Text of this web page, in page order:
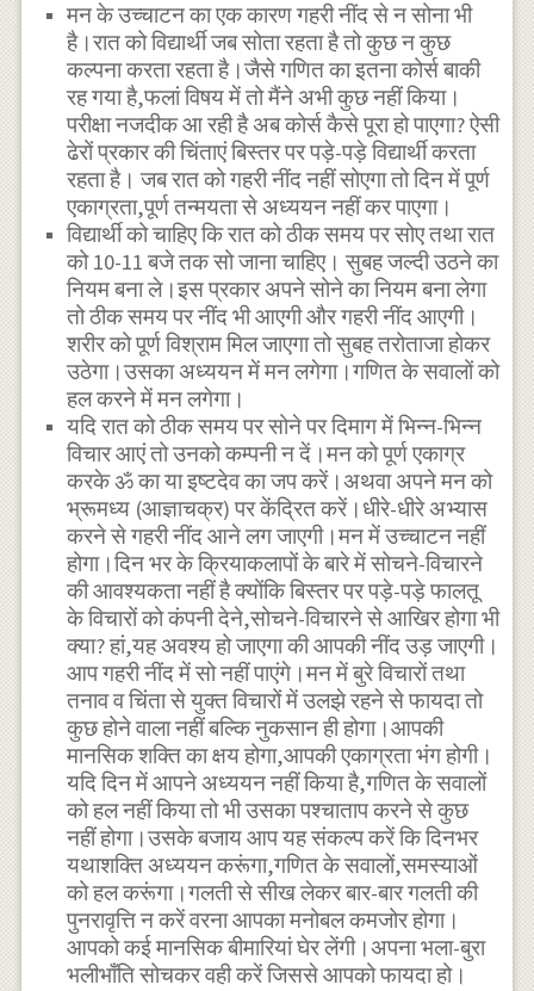
मन के उच्चाटन का एक कारण गहरी नींद से न सोना भी
है।रात को विद्यार्थी जब सोता रहता है तो कुछ न कुछ
कल्पना करता रहता है।जैसे गणित का इतना कोर्स बाकी
रह गया है,फलां विषय में तो मैंने अभी कुछ नहीं किया।
परीक्षा नजदीक आ रही है अब कोर्स कैसे पूरा हो पाएगा? ऐसी
ढेरों प्रकार की चिंताएं बिस्तर पर पड़े-पड़े विद्यार्थी करता
रहता है। जब रात को गहरी नींद नहीं सोएगा तो दिन में पूर्ण
एकाग्रता,पूर्ण तन्मयता से अध्ययन नहीं कर पाएगा।
विद्यार्थी को चाहिए कि रात को ठीक समय पर सोए तथा रात
को 10-11 बजे तक सो जाना चाहिए। सुबह जल्दी उठने का
नियम बना ले।इस प्रकार अपने सोने का नियम बना लेगा
तो ठीक समय पर नींद भी आएगी और गहरी नींद आएगी।
शरीर को पूर्ण विश्राम मिल जाएगा तो सुबह तरोताजा होकर
उठेगा।उसका अध्ययन में मन लगेगा।गणित के सवालों को
हल करने में मन लगेगा।
यदि रात को ठीक समय पर सोने पर दिमाग में भिन्न-भिन्न
विचार आएं तो उनको कम्पनी न दें।मन को पूर्ण एकाग्र
करके ॐ का या इष्टदेव का जप करें।अथवा अपने मन को
भ्रूमध्य (आज्ञाचक्र) पर केंद्रित करें।धीरे-धीरे अभ्यास
करने से गहरी नींद आने लग जाएगी।मन में उच्चाटन नहीं
होगा।दिन भर के क्रियाकलापों के बारे में सोचने-विचारने
की आवश्यकता नहीं है क्योंकि बिस्तर पर पड़े-पड़े फालतू
के विचारों को कंपनी देने,सोचने-विचारने से आखिर होगा भी
क्या? हां,यह अवश्य हो जाएगा की आपकी नींद उड़ जाएगी।
आप गहरी नींद में सो नहीं पाएंगे।मन में बुरे विचारों तथा
तनाव व चिंता से युक्त विचारों में उलझे रहने से फायदा तो
कुछ होने वाला नहीं बल्कि नुकसान ही होगा।आपकी
मानसिक शक्ति का क्षय होगा,आपकी एकाग्रता भंग होगी।
यदि दिन में आपने अध्ययन नहीं किया है,गणित के सवालों
को हल नहीं किया तो भी उसका पश्चाताप करने से कुछ
नहीं होगा।उसके बजाय आप यह संकल्प करें कि दिनभर
यथाशक्ति अध्ययन करूंगा,गणित के सवालों,समस्याओं
को हल करूंगा।गलती से सीख लेकर बार-बार गलती की
पुनरावृत्ति न करें वरना आपका मनोबल कमजोर होगा।
आपको कई मानसिक बीमारियां घेर लेंगी।अपना भला-बुरा
भलीभाँति सोचकर वही करें जिससे आपको फायदा हो।